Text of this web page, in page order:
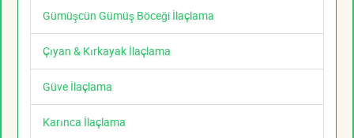
Gümüşcün Gümüş Böceği İlaçlama
Çıyan & Kırkayak İlaçlama
Güve İlaçlama
Karınca İlaçlama